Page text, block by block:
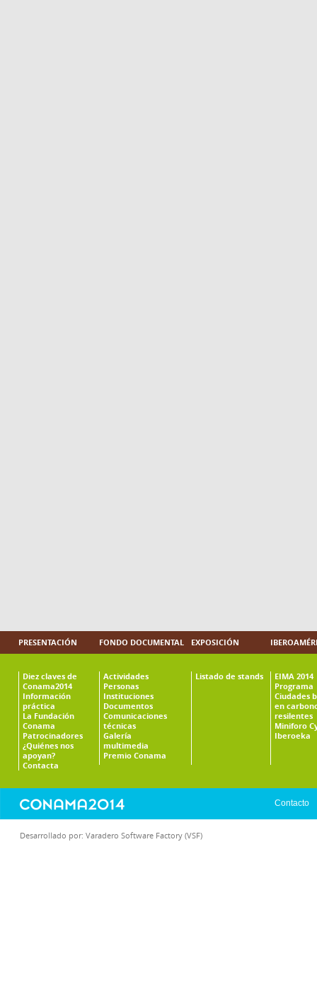
PRESENTACIÓN
Diez claves de
Conama2014
Información
práctica
La Fundación
Conama
Patrocinadores
¿Quiénes nos
apoyan?
Contacta
FONDO DOCUMENTAL
Actividades
Personas
Instituciones
Documentos
Comunicaciones
técnicas
Galería
multimedia
Premio Conama
EXPOSICIÓN
Listado de stands
EIMA 2014
Programa
Ciudades
en
resilentes
Miniforo
Iberoeka
Contacto
Desarrollado por: Varadero Software Factory (VSF)